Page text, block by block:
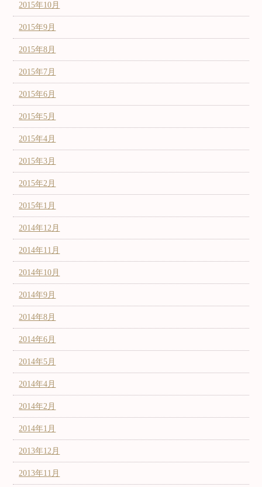
2015年10月
2015年9月
2015年8月
2015年7月
2015年6月
2015年5月
2015年4月
2015年3月
2015年2月
2015年1月
2014年12月
2014年11月
2014年10月
2014年9月
2014年8月
2014年6月
2014年5月
2014年4月
2014年2月
2014年1月
2013年12月
2013年11月